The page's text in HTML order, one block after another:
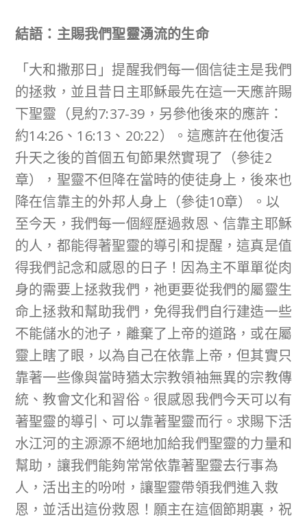
結語： 主賜我們聖靈湧流的生命
「大和撒那日」提醒我們每一個信徒主是我們
的拯救，並且昔日主耶穌最先在這一天應許賜
下聖靈（見約7:37-39，另參他後來的應許：
約14:26、16:13、20:22）。這應許在他復活
升天之後的首個五旬節果然實現了（參徒2
章），聖靈不但降在當時的使徒身上，後來也
降在信靠主的外邦人身上（參徒10章）。以
至今天，我們每一個經歷過救恩、信靠主耶穌
的人，都能得著聖靈的導引和提醒，這真是值
得我們記念和感恩的日子！因為主不單單從肉
身的需要上拯救我們，祂更要從我們的屬靈生
命上拯救和幫助我們，免得我們自行建造一些
不能儲水的池子，離棄了上帝的道路，或在屬
靈上瞎了眼，以為自己在依靠上帝，但其實只
靠著一些像與當時猶太宗教領袖無異的宗教傳
統、教會文化和習俗。很感恩我們今天可以有
著聖靈的導引、可以靠著聖靈而行。求賜下活
水江河的主源源不絕地加給我們聖靈的力量和
幫助，讓我們能夠常常依靠著聖靈去行事為
人，活出主的吩咐，讓聖靈帶領我們進入救
恩，並活出這份救恩！願主在這個節期裏，祝